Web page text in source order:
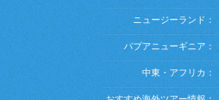
ニュージーランド：
パプアニューギニア：
中東・アフリカ：